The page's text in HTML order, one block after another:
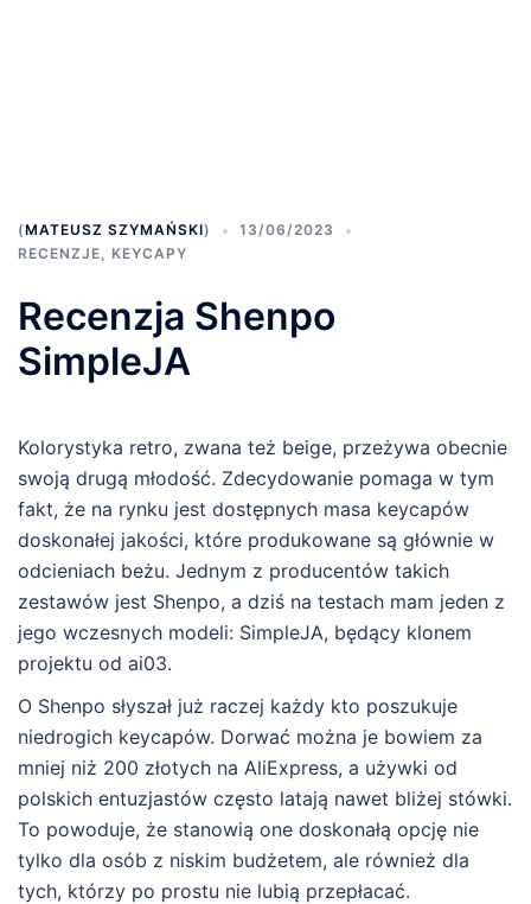
(MATEUSZ SZYMAŃSKI)
13/06/2023
RECENZJE, KEYCAPY
Recenzja Shenpo
SimpleJA
Kolorystyka retro, zwana też beige, przeżywa obecnie
swoją drugą młodość. Zdecydowanie pomaga w tym
fakt, że na rynku jest dostępnych masa keycapów
doskonałej jakości, które produkowane są głównie w
odcieniach beżu. Jednym z producentów takich
zestawów jest Shenpo, a dziś na testach mam jeden z
jego wczesnych modeli: SimpleJA, będący klonem
projektu od ai03.
O Shenpo słyszał już raczej każdy kto poszukuje
niedrogich keycapów. Dorwać można je bowiem za
mniej niż 200 złotych na AliExpress, a używki od
polskich entuzjastów często latają nawet bliżej stówki.
To powoduje, że stanowią one doskonałą opcję nie
tylko dla osób z niskim budżetem, ale również dla
tych, którzy po prostu nie lubią przepłacać.